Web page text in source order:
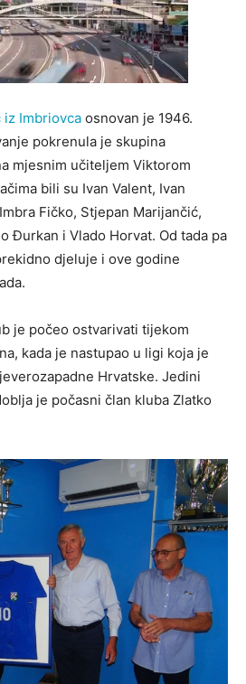
iz Imbriovca osnovan je 1946.
pokrenula je skupina
mjesnim učiteljem Viktorom
bili su Ivan Valent, Ivan
Fičko, Stjepan Marijančić,
Đurkan i Vlado Horvat. Od tada pa
djeluje i ove godine
je počeo ostvarivati tijekom
kada je nastupao u ligi koja je
Hrvatske. Jedini
je počasni član kluba Zlatko